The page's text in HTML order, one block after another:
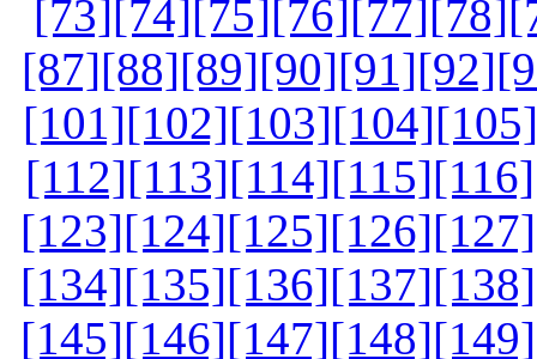
[73] [74] [75] [76] [77] [78]
[87][88][89][90][91][92]
[101][102][103][104][105]
[112][113][114][115][116]
[123][124][125][126][127]
[134][135][136][137][138]
[145][146][147][148][149]